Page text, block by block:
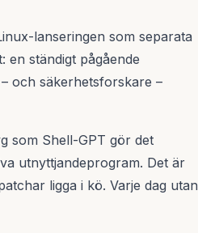
lanseringen som separata
en ständigt pågående
och säkerhetsforskare –
som Shell-GPT gör det
utnyttjandeprogram. Det är
ligga i kö. Varje dag utan